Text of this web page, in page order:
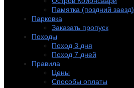
Памятка (поздний заезд)
Парковка
Заказать пропуск
Походы
Поход 3 дня
Поход 7 дней
Правила
Цены
Способы оплаты